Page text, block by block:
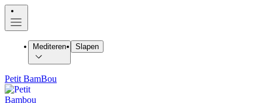
Mediteren Slapen
Petit BamBou